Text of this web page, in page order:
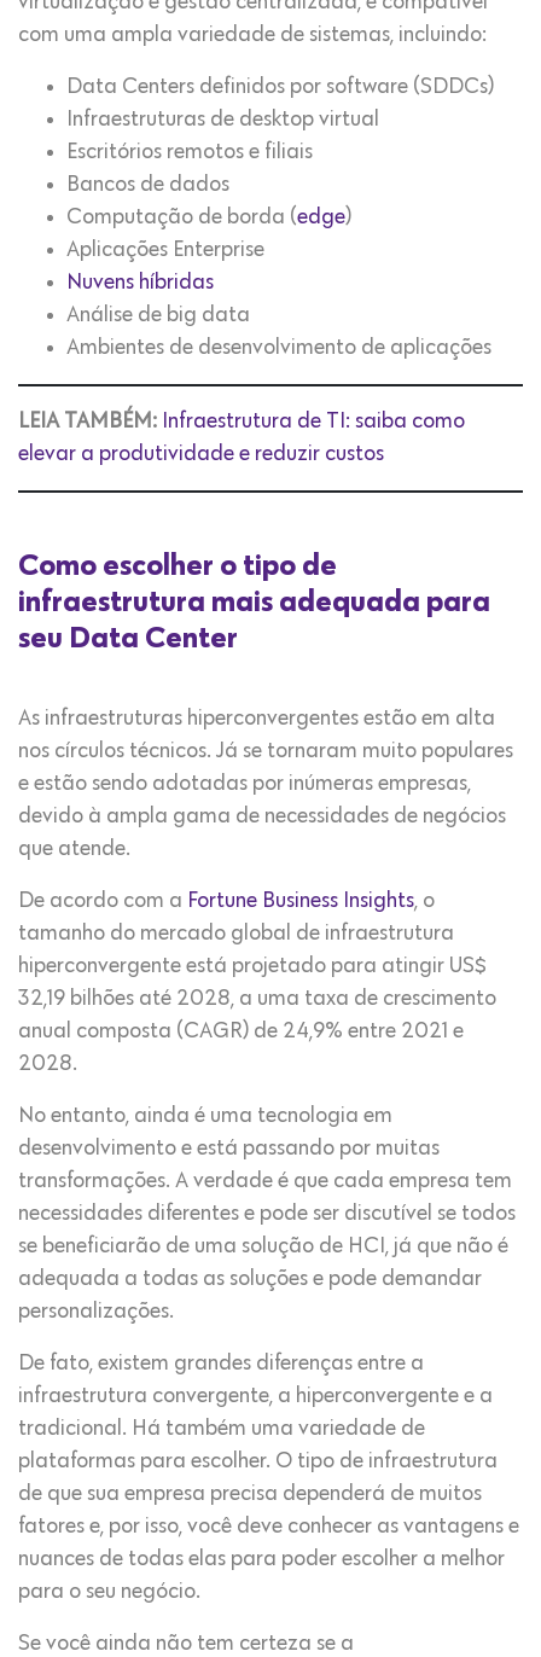
com uma ampla variedade de sistemas, incluindo:
Data Centers definidos por software (SDDCs)
Infraestruturas de desktop virtual
Escritórios remotos e filiais
Bancos de dados
Computação de borda (edge)
Aplicações Enterprise
Nuvens híbridas
Análise de big data
Ambientes de desenvolvimento de aplicações
LEIA TAMBÉM: Infraestrutura de TI: saiba como
elevar a produtividade e reduzir custos
Como escolher o tipo de
infraestrutura mais adequada para
seu Data Center
As infraestruturas hiperconvergentes estão em alta
nos círculos técnicos. Já se tornaram muito populares
e estão sendo adotadas por inúmeras empresas,
devido à ampla gama de necessidades de negócios
que atende.
De acordo com a Fortune Business Insights, o
tamanho do mercado global de infraestrutura
hiperconvergente está projetado para atingir US$
32,19 bilhões até 2028, a uma taxa de crescimento
anual composta (CAGR) de 24,9% entre 2021 e
2028.
No entanto, ainda é uma tecnologia em
desenvolvimento e está passando por muitas
transformações. A verdade é que cada empresa tem
necessidades diferentes e pode ser discutível se todos
se beneficiarão de uma solução de HCI, já que não é
adequada a todas as soluções e pode demandar
personalizações.
De fato, existem grandes diferenças entre a
infraestrutura convergente, a hiperconvergente e a
tradicional. Há também uma variedade de
plataformas para escolher. O tipo de infraestrutura
de que sua empresa precisa dependerá de muitos
fatores e, por isso, você deve conhecer as vantagens e
nuances de todas elas para poder escolher a melhor
para o seu negócio.
Se você ainda não tem certeza se a